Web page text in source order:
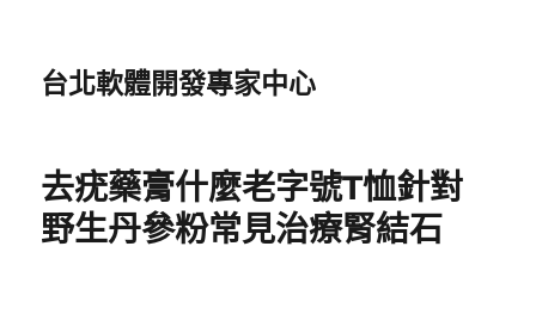
台北軟體開發專家中心
去疣藥膏什麼老字號T恤針對
野生丹參粉常見治療腎結石